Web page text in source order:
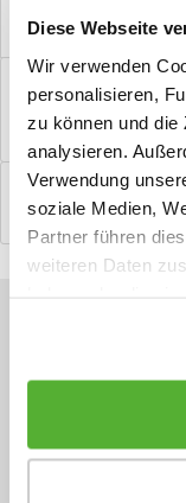
Diese Webseite
Wir verwenden
personalisieren,
zu können und die
analysieren.
Verwendung
soziale Medien,
Partner führen
weiteren Daten
Windfangelemente
einbaufertig
Bewertungen
0
Bewertungen
Sie haben
+49 (0)4244